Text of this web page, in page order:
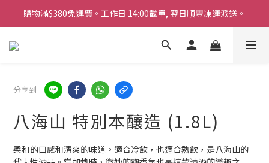
購物滿$380免運費。工作日 14:00截單, 翌日順豐凍運派送。
購物滿$380免運費。工作日 14:00截單, 翌日順豐凍運派送。
購物滿$380免運費。工作日 14:00截單, 翌日順豐凍運派送。
分享到
八海山 特別本釀造 (1.8L)
柔和的口感和清爽的味道。適合冷飲，也適合熱飲，是八海山的